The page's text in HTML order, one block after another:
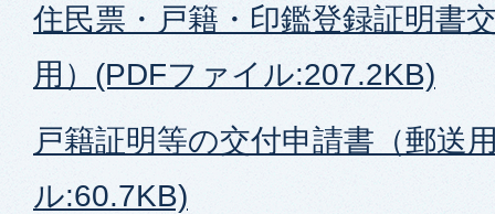
住民票・戸籍・印鑑登録証明書
用）(PDFファイル:207.2KB)
戸籍証明等の交付申請書（郵送
ル:60.7KB)